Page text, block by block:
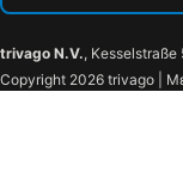
trivago N.V., Kesselstraße
Copyright 2026 trivago |